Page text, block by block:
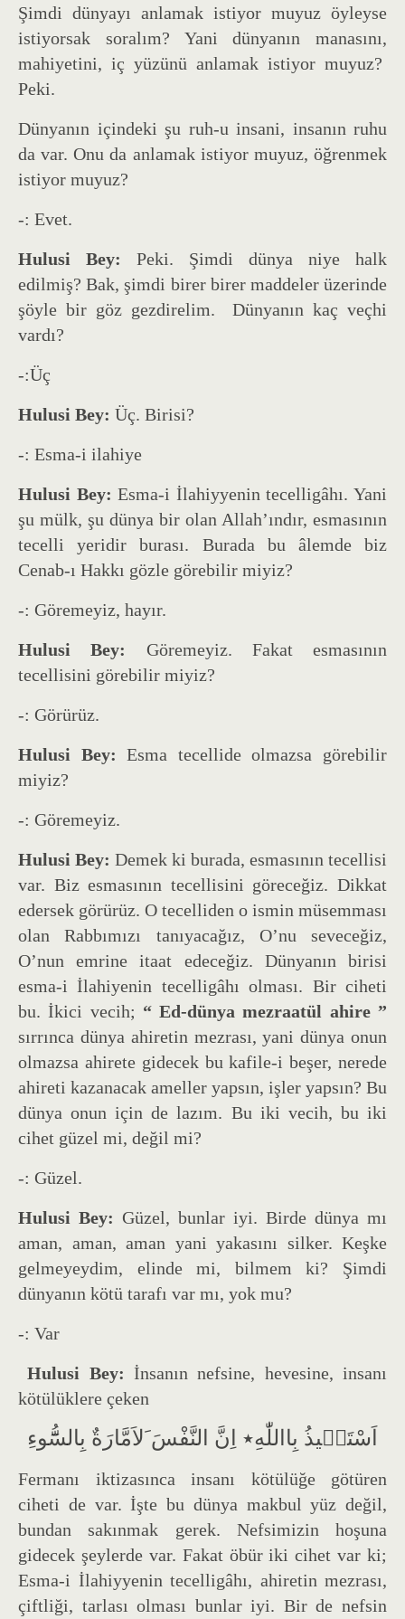
Şimdi dünyayı anlamak istiyor muyuz öyleyse
istiyorsak soralım? Yani dünyanın manasını,
mahiyetini, iç yüzünü anlamak istiyor muyuz?
Peki.
Dünyanın içindeki şu ruh-u insani, insanın ruhu
da var. Onu da anlamak istiyor muyuz, öğrenmek
istiyor muyuz?
-: Evet.
Hulusi Bey: Peki. Şimdi dünya niye halk
edilmiş? Bak, şimdi birer birer maddeler üzerinde
şöyle bir göz gezdirelim. Dünyanın kaç veçhi
vardı?
-:Üç
Hulusi Bey: Üç. Birisi?
-: Esma-i ilahiye
Hulusi Bey: Esma-i İlahiyyenin tecelligâhı. Yani
şu mülk, şu dünya bir olan Allah’ındır, esmasının
tecelli yeridir burası. Burada bu âlemde biz
Cenab-ı Hakkı gözle görebilir miyiz?
-: Göremeyiz, hayır.
Hulusi Bey:
Göremeyiz. Fakat esmasının
tecellisini görebilir miyiz?
-: Görürüz.
Hulusi Bey: Esma tecellide olmazsa görebilir
miyiz?
-: Göremeyiz.
Hulusi Bey: Demek ki burada, esmasının tecellisi
var. Biz esmasının tecellisini göreceğiz. Dikkat
edersek görürüz. O tecelliden o ismin müsemması
olan Rabbımızı tanıyacağız, O’nu seveceğiz,
O’nun emrine itaat edeceğiz. Dünyanın birisi
esma-i İlahiyenin tecelligâhı olması. Bir ciheti
bu. İkici vecih; “ Ed-dünya mezraatül ahire ”
sırrınca dünya ahiretin mezrası, yani dünya onun
olmazsa ahirete gidecek bu kafile-i beşer, nerede
ahireti kazanacak ameller yapsın, işler yapsın? Bu
dünya onun için de lazım. Bu iki vecih, bu iki
cihet güzel mi, değil mi?
-: Güzel.
Hulusi Bey: Güzel, bunlar iyi. Birde dünya mı
aman, aman, aman yani yakasını silker. Keşke
gelmeyeydim, elinde mi, bilmem ki? Şimdi
dünyanın kötü tarafı var mı, yok mu?
-: Var
Hulusi Bey: İnsanın nefsine, hevesine, insanı
kötülüklere çeken
اَسْتَع۪يذُ بِااللّٰهِ٭ اِنَّ النَّفْسَ َلاَمَّارَةٌ بِالسُّٓوءِ
Fermanı iktizasınca insanı kötülüğe götüren
ciheti de var. İşte bu dünya makbul yüz değil,
bundan sakınmak gerek. Nefsimizin hoşuna
gidecek şeylerde var. Fakat öbür iki cihet var ki;
Esma-i İlahiyyenin tecelligâhı, ahiretin mezrası,
çiftliği, tarlası olması bunlar iyi. Bir de nefsin